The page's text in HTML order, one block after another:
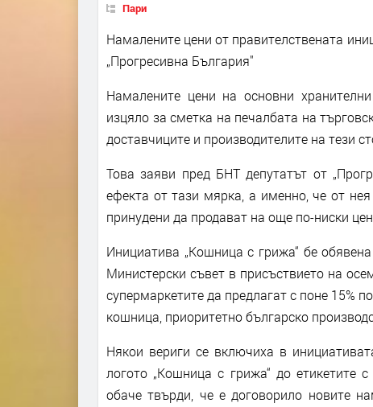
Пари
Намалените цени от правителствената
„Прогресивна България"
Намалените цени на основни
изцяло за сметка на печалбата на
доставчиците и производителите на тези
Това заяви пред БНТ депутатът от
ефекта от тази мярка, а именно, че от
принудени да продават на още по-ниски
Инициатива „Кошница с грижа“ бе
Министерски съвет в присъствието на
супермаркетите да предлагат с поне 15%
кошница, приоритетно българско
Някои вериги се включиха в
логото „Кошница с грижа“ до етикетите
обаче твърди, че е договорило новите